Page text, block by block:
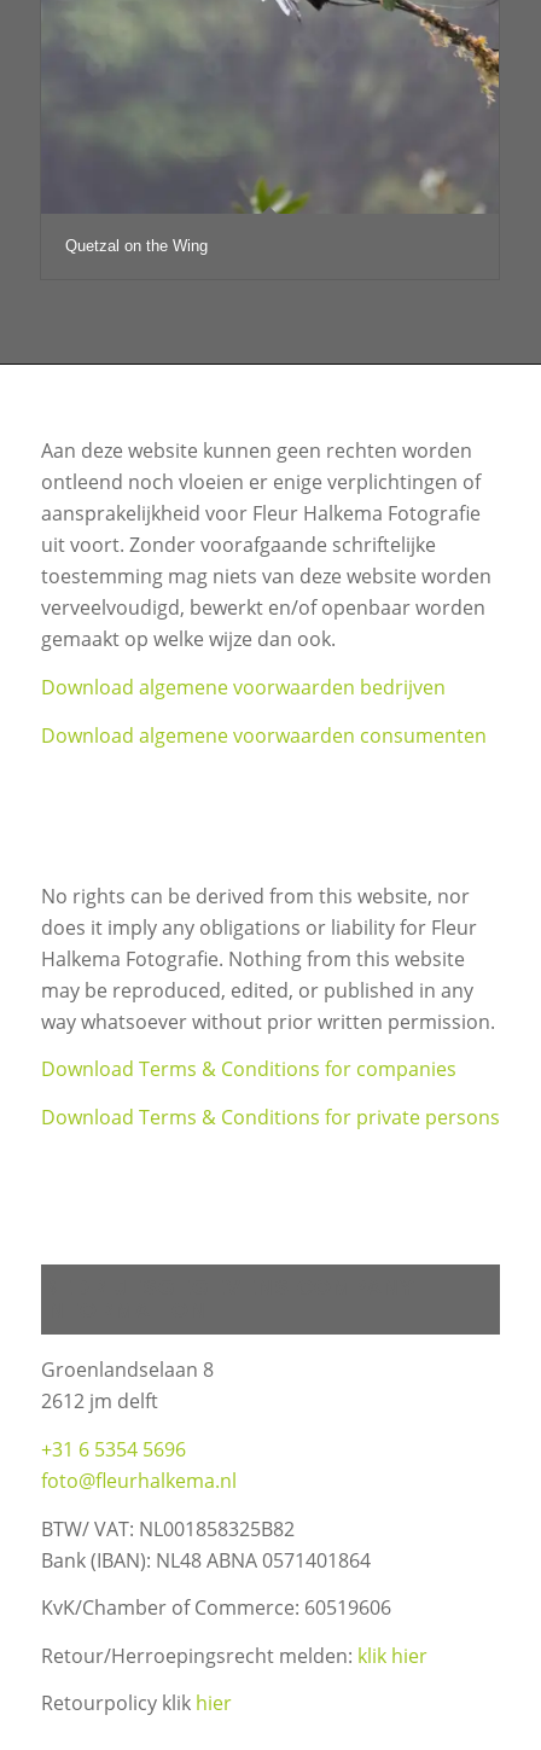
Quetzal on the Wing
Aan deze website kunnen geen rechten worden
ontleend noch vloeien er enige verplichtingen of
aansprakelijkheid voor Fleur Halkema Fotografie
uit voort. Zonder voorafgaande schriftelijke
toestemming mag niets van deze website worden
verveelvoudigd, bewerkt en/of openbaar worden
gemaakt op welke wijze dan ook.
Download algemene voorwaarden bedrijven
Download algemene voorwaarden consumenten
No rights can be derived from this website, nor
does it imply any obligations or liability for Fleur
Halkema Fotografie. Nothing from this website
may be reproduced, edited, or published in any
way whatsoever without prior written permission.
Download Terms & Conditions for companies
Download Terms & Conditions for private persons
Groenlandselaan 8
2612 jm delft
+31 6 5354 5696
foto@fleurhalkema.nl
BTW/ VAT: NL001858325B82
Bank (IBAN): NL48 ABNA 0571401864
KvK/Chamber of Commerce: 60519606
Retour/Herroepingsrecht melden: klik hier
Retourpolicy klik hier